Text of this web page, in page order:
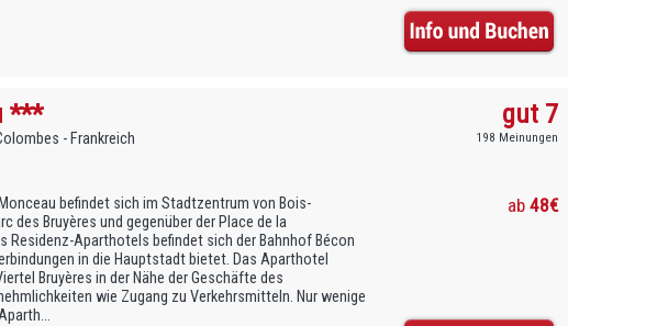
***
- Frankreich
gut 7
198 Meinungen
befindet sich im Stadtzentrum von Bois-
des Bruyères und gegenüber der Place de la
Residenz-Aparthotels befindet sich der Bahnhof Bécon
in die Hauptstadt bietet. Das Aparthotel
Bruyères in der Nähe der Geschäfte des
wie Zugang zu Verkehrsmitteln. Nur wenige
ab48€